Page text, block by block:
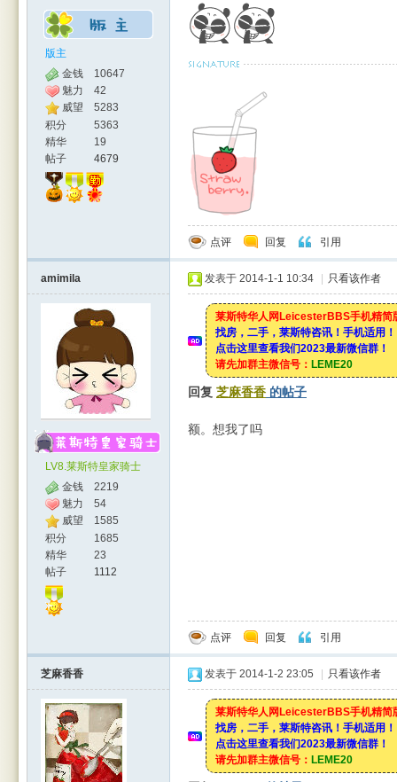
版主
金钱
10647
魅力
42
威望
5283
积分
5363
精华
19
帖子
4679
点评 回复 引用
amimila
LV8.莱斯特皇家骑士
金钱
2219
魅力
54
威望
1585
积分
1685
精华
23
帖子
1112
发表于 2014-1-1 10:34 只看该作者
莱斯特华人网LeicesterBBS手机精简
找房，二手，莱斯特咨讯！手机适用！
点击这里查看我们2023最新微信群！
请先加群主微信号： LEME20
回复 芝麻香香 的帖子
额。想我了吗
点评 回复 引用
芝麻香香 发表于 2014-1-2 23:05 只看该作者
莱斯特华人网LeicesterBBS手机精简
找房，二手，莱斯特咨讯！手机适用！
点击这里查看我们2023最新微信群！
请先加群主微信号： LEME20